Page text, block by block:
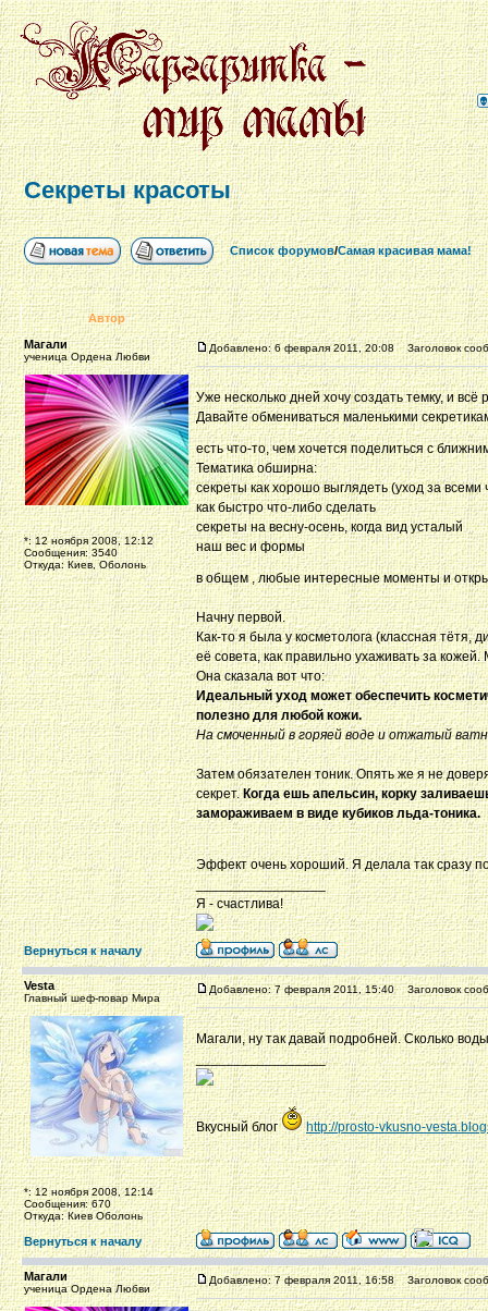
Секреты красоты
Список форумов/Самая красивая мама!
Автор
Магали
ученица Ордена Любви
*: 12 ноября 2008, 12:12
Сообщения: 3540
Откуда: Киев, Оболонь
Добавлено: 6 февраля 2011, 20:08 Заголовок
Уже несколько дней хочу создать темку, и всё
Давайте обмениваться маленькими
есть что-то, чем хочется поделиться с
Тематика обширна:
секреты как хорошо выглядеть (уход за
как быстро что-либо сделать
секреты на весну-осень, когда вид усталый
наш вес и формы
в общем , любые интересные моменты и
Начну первой.
Как-то я была у косметолога (классная тётя,
её совета, как правильно ухаживать за
Она сказала вот что:
Идеальный уход может обеспечить
полезно для любой кожи.
На смоченный в горяей воде и отжатый
Затем обязателен тоник. Опять же я не
секрет.Когда ешь апельсин, корку
замораживаем в виде кубиков льда-тоника.
Эффект очень хороший. Я делала так сразу
_________________
Я - счастлива!
Вернуться к началу
Vesta
Главный шеф-повар Мира
*: 12 ноября 2008, 12:14
Сообщения: 670
Откуда: Киев Оболонь
Добавлено: 7 февраля 2011, 15:40 Заголовок
Магали, ну так давай подробней. Сколько
_________________
Вкусный блог http://prosto-vkusno-
Вернуться к началу
Магали
ученица Ордена Любви
Добавлено: 7 февраля 2011, 16:58 Заголовок